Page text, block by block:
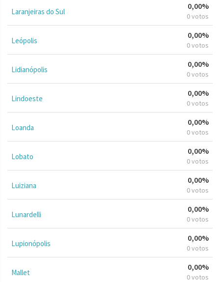
Laranjeiras do Sul
0,00%
0 votos
Leópolis
0,00%
0 votos
Lidianópolis
0,00%
0 votos
Lindoeste
0,00%
0 votos
Loanda
0,00%
0 votos
Lobato
0,00%
0 votos
Luiziana
0,00%
0 votos
Lunardelli
0,00%
0 votos
Lupionópolis
0,00%
0 votos
Mallet
0,00%
0 votos